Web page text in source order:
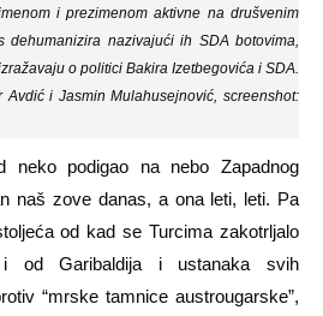
i prezimenom aktivne na drušvenim
dehumanizira nazivajući ih SDA botovima,
o politici Bakira Izetbegovića i SDA.
i Jasmin Mulahusejnović, screenshot:
neko podigao na nebo Zapadnog
naš zove danas, a ona leti, leti. Pa
od kad se Turcima zakotrljalo
od Garibaldija i ustanaka svih
“mrske tamnice austrougarske”,